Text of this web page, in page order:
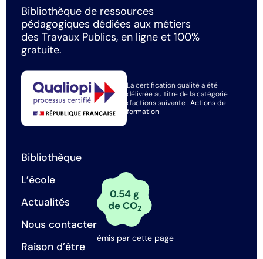
Bibliothèque de ressources
pédagogiques dédiées aux métiers
des Travaux Publics, en ligne et 100%
gratuite.
La certification qualité a été
délivrée au titre de la catégorie
d'actions suivante :Actions de
formation
Bibliothèque
L’école
Actualités
Nous contacter
Raison d’être
0.54 g
de CO2
émis par cette page